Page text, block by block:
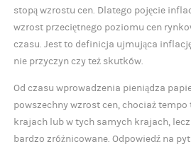
stopą wzrostu cen. Dlatego pojęcie
wzrost przeciętnego poziomu cen
czasu. Jest to definicja ujmująca
nie przyczyn czy też skutków.
Od czasu wprowadzenia pieniądza
powszechny wzrost cen, chociaż
krajach lub w tych samych krajach,
bardzo zróżnicowane. Odpowiedź na